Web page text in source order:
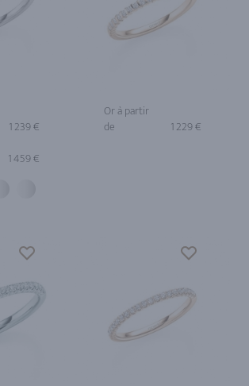
1 239 €
1 459 €
Or à partir
de
1 229 €